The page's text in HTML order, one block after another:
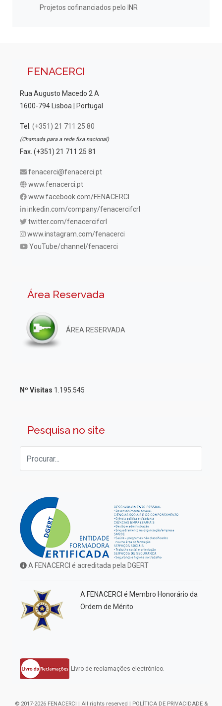
Projetos cofinanciados pelo INR
FENACERCI
Rua Augusto Macedo 2 A
1600-794 Lisboa | Portugal
Tel. (+351) 21 711 25 80
(Chamada para a rede fixa nacional)
Fax. (+351) 21 711 25 81
fenacerci@fenacerci.pt
www.fenacerci.pt
www.facebook.com/FENACERCI
inkedin.com/company/fenacercifcrl
twitter.com/fenacercifcrl
www.instagram.com/fenacerci
YouTube/channel/fenacerci
Área Reservada
ÁREA RESERVADA
Nº Visitas 1.195.545
Pesquisa no site
A FENACERCI é acreditada pela DGERT
A FENACERCI é Membro Honorário da
Ordem de Mérito
Livro de reclamações electrónico.
© 2017-2026 FENACERCI | All rights reserved | POLÍTICA DE PRIVACIDADE &